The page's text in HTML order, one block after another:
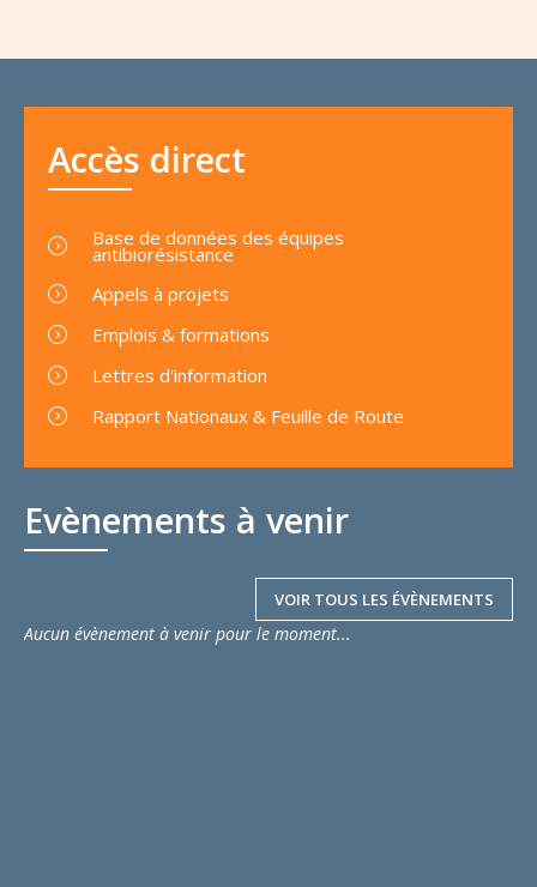
Evènements à venir
VOIR TOUS LES ÉVÈNEMENTS
Aucun évènement à venir pour le moment...
Accès direct
Base de données des équipes
antibiorésistance
Appels à projets
Emplois & formations
Lettres d'information
Rapport Nationaux & Feuille de Route